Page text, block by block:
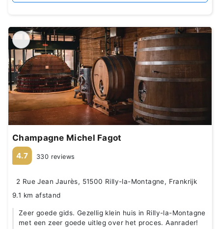
Champagne Michel Fagot
4.7 330 reviews
2 Rue Jean Jaurès, 51500 Rilly-la-Montagne, Frankrijk
9.1 km afstand
Zeer goede gids. Gezellig klein huis in Rilly-la-Montagne
met een zeer goede uitleg over het proces. Aanrader!